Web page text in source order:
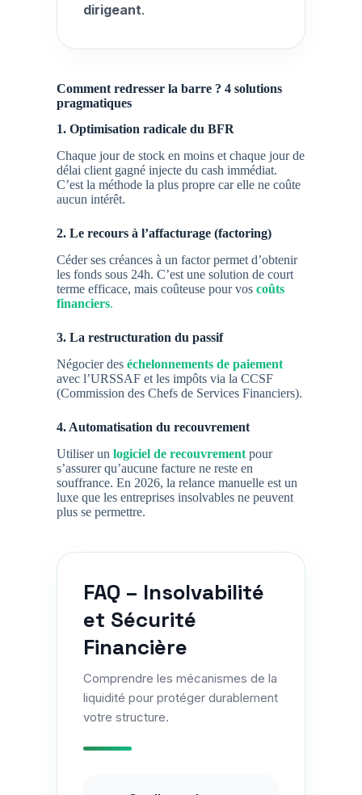
dirigeant.
Comment redresser la barre ? 4 solutions
pragmatiques
1. Optimisation radicale du BFR
Chaque jour de stock en moins et chaque jour de
délai client gagné injecte du cash immédiat.
C’est la méthode la plus propre car elle ne coûte
aucun intérêt.
2. Le recours à l’affacturage (factoring)
Céder ses créances à un factor permet d’obtenir
les fonds sous 24h. C’est une solution de court
terme efficace, mais coûteuse pour vos coûts
financiers.
3. La restructuration du passif
Négocier des échelonnements de paiement
avec l’URSSAF et les impôts via la CCSF
(Commission des Chefs de Services Financiers).
4. Automatisation du recouvrement
Utiliser un logiciel de recouvrement pour
s’assurer qu’aucune facture ne reste en
souffrance. En 2026, la relance manuelle est un
luxe que les entreprises insolvables ne peuvent
plus se permettre.
FAQ – Insolvabilité
et Sécurité
Financière
Comprendre les mécanismes de la
liquidité pour protéger durablement
votre structure.